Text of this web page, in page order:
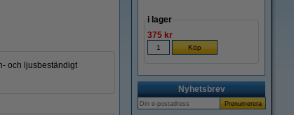
och ljusbeständigt
i lager
375 kr
Nyhetsbrev